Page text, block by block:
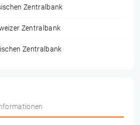
Zentralbank
Zentralbank
Zentralbank